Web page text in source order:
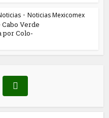
• Noticias Mexicomex
Verde
por Colo-